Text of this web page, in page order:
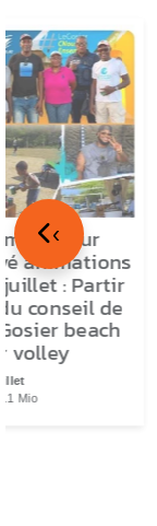
sur
animations
juillet : Partir
conseil de
beach
volley
Mio
‹